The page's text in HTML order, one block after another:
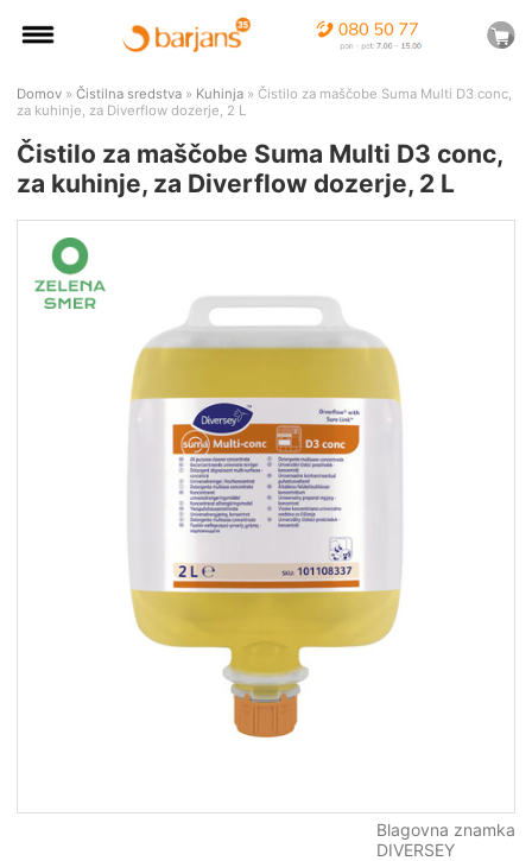
Domov » Čistilna sredstva » Kuhinja » Čistilo za maščobe Suma Multi D3 conc,
za kuhinje, za Diverflow dozerje, 2 L
Čistilo za maščobe Suma Multi D3 conc,
za kuhinje, za Diverflow dozerje, 2 L
Blagovna znamka
DIVERSEY